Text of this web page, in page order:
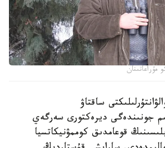
ساقتاۋ
جونىندەگى ديرەكتورى سەرگەي
قوعامدىق كوممۋنيكاتسيا